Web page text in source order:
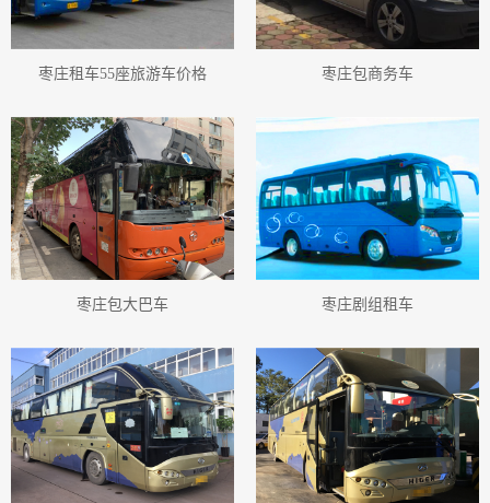
枣庄租车55座旅游车价格 枣庄包商务车
枣庄包大巴车 枣庄剧组租车